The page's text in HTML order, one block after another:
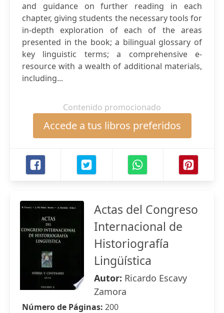
and guidance on further reading in each
chapter, giving students the necessary tools for
in-depth exploration of each of the areas
presented in the book; a bilingual glossary of
key linguistic terms; a comprehensive e-
resource with a wealth of additional materials,
including...
Contenido promocionado
Accede a tus libros preferidos
Actas del Congreso
Internacional de
Historiografía
Lingüística
Autor: Ricardo Escavy
Zamora
Número de Páginas: 200